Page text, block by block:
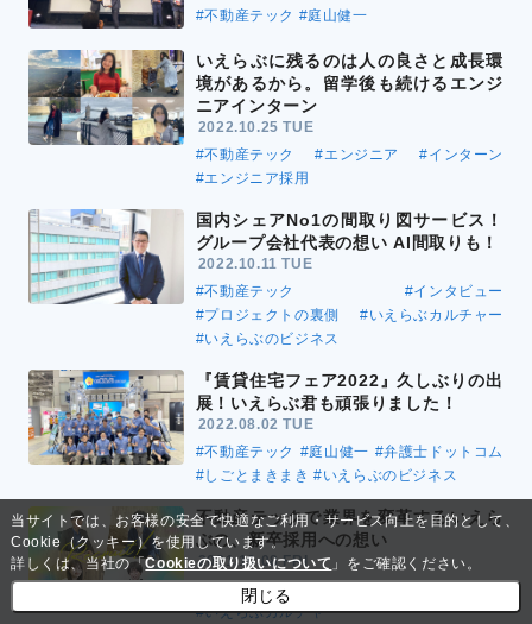
#不動産テック #庭山健一
いえらぶに残るのは人の良さと成長環
境があるから。留学後も続けるエンジ
ニアインターン
2022.10.25 TUE
#不動産テック
#エンジニア
#インターン
#エンジニア採用
国内シェアNo1の間取り図サービス！
グループ会社代表の想い AI間取りも！
2022.10.11 TUE
#不動産テック
#インタビュー
#プロジェクトの裏側
#いえらぶカルチャー
#いえらぶのビジネス
『賃貸住宅フェア2022』久しぶりの出
展！いえらぶ君も頑張りました！
2022.08.02 TUE
#不動産テック #庭山健一 #弁護士ドットコム
#しごとまきまき #いえらぶのビジネス
不動産テックで業界を変革するいえら
ぶの、新卒採用への想い
2021.10.08 FRI
#不動産テック
#いえらぶカルチャー
当サイトでは、お客様の安全で快適なご利用・サービス向上を目的として、
Cookie（クッキー）を使用しています。
詳しくは、当社の「Cookieの取り扱いについて 」をご確認ください。
閉じる